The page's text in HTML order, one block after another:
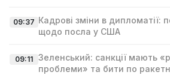
09:37 Кадрові зміни в дипломатії:
щодо посла у США
09:11 Зеленський: санкції мають
проблеми» та бити по